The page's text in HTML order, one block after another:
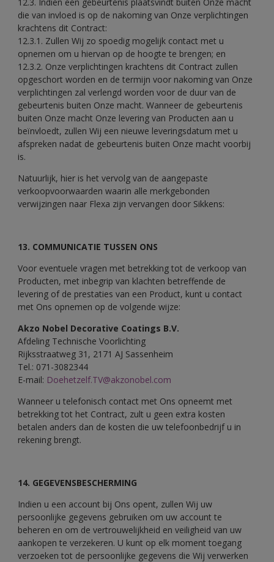
die van invloed is op de nakoming van Onze verplichtingen
krachtens dit Contract:
12.3.1. Zullen Wij zo spoedig mogelijk contact met u
opnemen om u hiervan op de hoogte te brengen; en
12.3.2. Onze verplichtingen krachtens dit Contract zullen
opgeschort worden en de termijn voor nakoming van Onze
verplichtingen zal verlengd worden voor de duur van de
gebeurtenis buiten Onze macht. Wanneer de gebeurtenis
buiten Onze macht Onze levering van Producten aan u
beïnvloedt, zullen Wij een nieuwe leveringsdatum met u
afspreken nadat de gebeurtenis buiten Onze macht voorbij
is.
Natuurlijk, hier is het vervolg van de aangepaste
verkoopvoorwaarden waarin alle merkgebonden
verwijzingen naar Flexa zijn vervangen door Sikkens:
13. COMMUNICATIE TUSSEN ONS
Voor eventuele vragen met betrekking tot de verkoop van
Producten, met inbegrip van klachten betreffende de
levering of de prestaties van een Product, kunt u contact
met Ons opnemen op de volgende wijze:
Akzo Nobel Decorative Coatings B.V.
Afdeling Technische Voorlichting
Rijksstraatweg 31, 2171 AJ Sassenheim
Tel.: 071-3082344
E-mail: Doehetzelf.TV@akzonobel.com
Wanneer u telefonisch contact met Ons opneemt met
betrekking tot het Contract, zult u geen extra kosten
betalen anders dan de kosten die uw telefoonbedrijf u in
rekening brengt.
14. GEGEVENSBESCHERMING
Indien u een account bij Ons opent, zullen Wij uw
persoonlijke gegevens gebruiken om uw account te
beheren en om de vertrouwelijkheid en veiligheid van uw
aankopen te verzekeren. U kunt op elk moment toegang
verzoeken tot de persoonlijke gegevens die Wij verwerken